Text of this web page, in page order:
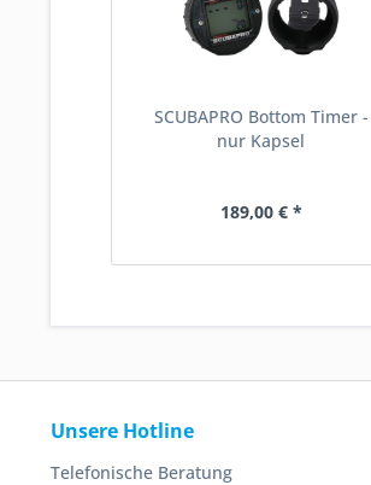
SCUBAPRO Bottom Timer -
nur Kapsel
189,00 € *
Unsere Hotline
Telefonische Beratung